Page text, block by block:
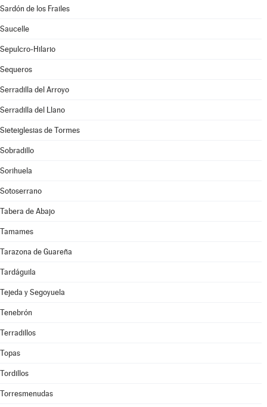
Sardón de los Frailes
Saucelle
Sepulcro-Hilario
Sequeros
Serradilla del Arroyo
Serradilla del Llano
Sieteiglesias de Tormes
Sobradillo
Sorihuela
Sotoserrano
Tabera de Abajo
Tamames
Tarazona de Guareña
Tardáguila
Tejeda y Segoyuela
Tenebrón
Terradillos
Topas
Tordillos
Torresmenudas